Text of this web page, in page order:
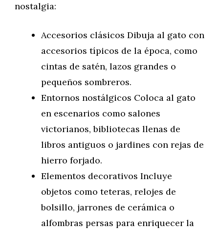
nostalgia:
Accesorios clásicos Dibuja al gato con
accesorios típicos de la época, como
cintas de satén, lazos grandes o
pequeños sombreros.
Entornos nostálgicos Coloca al gato
en escenarios como salones
victorianos, bibliotecas llenas de
libros antiguos o jardines con rejas de
hierro forjado.
Elementos decorativos Incluye
objetos como teteras, relojes de
bolsillo, jarrones de cerámica o
alfombras persas para enriquecer la